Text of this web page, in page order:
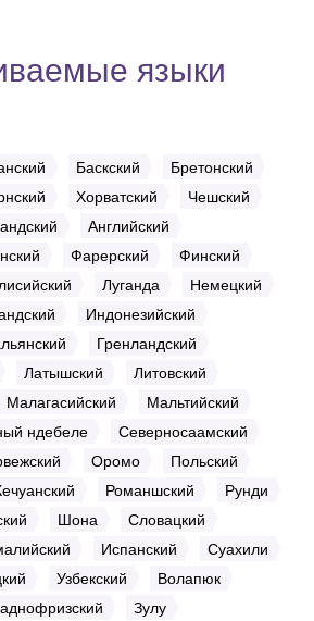
языки
Баскский
Бретонский
Хорватский
Чешский
Английский
Фарерский
Финский
Луганда
Немецкий
Индонезийский
Гренландский
Латышский
Литовский
Малагасийский
Мальтийский
ндебеле
Северносаамский
Оромо
Польский
Романшский
Рунди
Шона
Словацкий
Испанский
Суахили
Узбекский
Волапюк
Зулу